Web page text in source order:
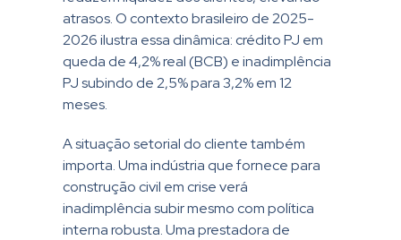
atrasos. O contexto brasileiro de 2025-
2026 ilustra essa dinâmica: crédito PJ em
queda de 4,2% real (BCB) e inadimplência
PJ subindo de 2,5% para 3,2% em 12
meses.
A situação setorial do cliente também
importa. Uma indústria que fornece para
construção civil em crise verá
inadimplência subir mesmo com política
interna robusta. Uma prestadora de